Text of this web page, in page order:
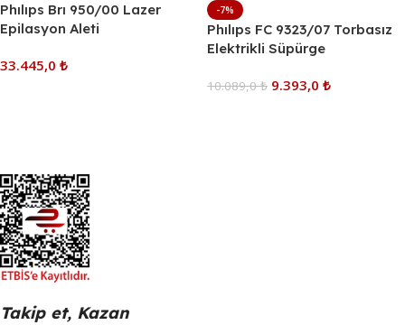
Phılıps Brı 950/00 Lazer
Epilasyon Aleti
33.445,0 ₺
-7%
Phılıps FC 9323/07 Torbasız
Elektrikli Süpürge
10.089,0₺ 9.393,0 ₺
Takip et, Kazan